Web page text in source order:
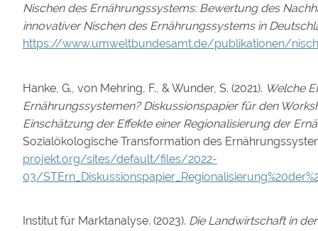
Nischen des Ernährungssystems: Bewertung des
innovativer Nischen des Ernährungssystems in
https://www.umweltbundesamt.de/publikationen/
Hanke, G., von Mehring, F., & Wunder, S. (2021). Welche
Ernährungssystemen? Diskussionspapier für den
Einschätzung der Effekte einer Regionalisierung der
Sozialökologische Transformation des
projekt.org/sites/default/files/2022-
03/
Institut für Marktanalyse. (2023). Die Landwirtschaft in